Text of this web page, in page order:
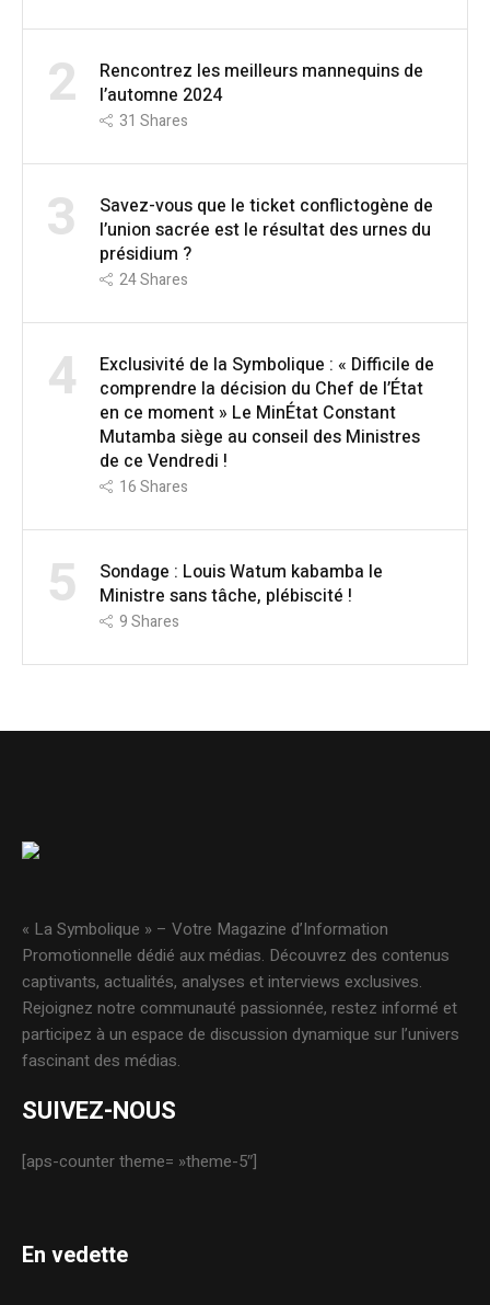
2
Rencontrez les meilleurs mannequins de
l’automne 2024
31 Shares
3
Savez-vous que le ticket conflictogène de
l’union sacrée est le résultat des urnes du
présidium ?
24Shares
4
Exclusivité de la Symbolique : « Difficile de
comprendre la décision du Chef de l’État
en ce moment » Le MinÉtat Constant
Mutamba siège au conseil des Ministres
de ce Vendredi !
16Shares
5
Sondage : Louis Watum kabamba le
Ministre sans tâche, plébiscité !
9Shares
« La Symbolique » – Votre Magazine d’Information
Promotionnelle dédié aux médias. Découvrez des contenus
captivants, actualités, analyses et interviews exclusives.
Rejoignez notre communauté passionnée, restez informé et
participez à un espace de discussion dynamique sur l’univers
fascinant des médias.
SUIVEZ-NOUS
[aps-counter theme= »theme-5″]
En vedette